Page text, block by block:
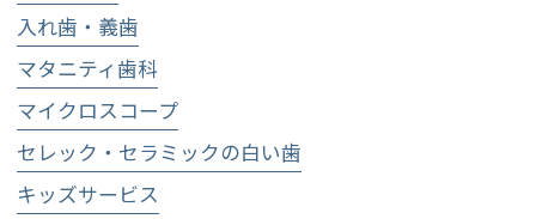
入れ歯・義歯
マタニティ歯科
マイクロスコープ
セレック・セラミックの白い歯
キッズサービス